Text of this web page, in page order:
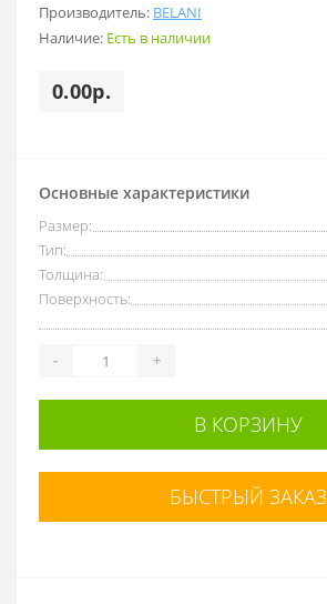
Производитель: BELANI
Наличие: Есть в наличии
0.00р.
Основные характеристики
Размер:
Тип:
Толщина:
Поверхность:
- +
В КОРЗИНУ
БЫСТРЫЙ ЗАКАЗ